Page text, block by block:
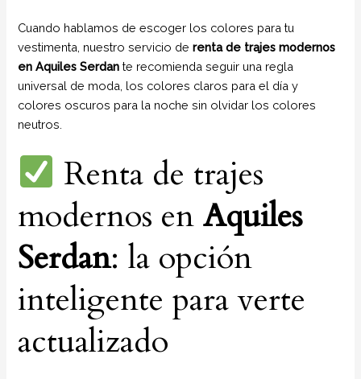
Cuando hablamos de escoger los colores para tu
vestimenta, nuestro servicio derenta de trajes modernos
en Aquiles Serdan te recomienda seguir una regla
universal de moda, los colores claros para el día y
colores oscuros para la noche sin olvidar los colores
neutros.
Renta de trajes
modernos enAquiles
Serdan: la opción
inteligente para verte
actualizado